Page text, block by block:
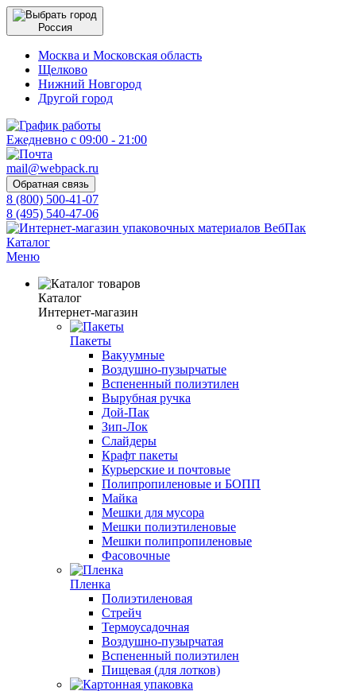
Россия
Москва и Московская область
Щелково
Нижний Новгород
Другой город
Ежедневно с 09:00 - 21:00
mail@webpack.ru
Обратная связь
8 (800) 500-41-07
8 (495) 540-47-06
Каталог
Меню
Каталог
Интернет-магазин
Пакеты
Вакуумные
Воздушно-пузырчатые
Вспененный полиэтилен
Вырубная ручка
Дой-Пак
Зип-Лок
Слайдеры
Крафт пакеты
Курьерские и почтовые
Полипропиленовые и БОПП
Майка
Мешки для мусора
Мешки полиэтиленовые
Мешки полипропиленовые
Фасовочные
Пленка
Полиэтиленовая
Стрейч
Термоусадочная
Воздушно-пузырчатая
Вспененный полиэтилен
Пищевая (для лотков)